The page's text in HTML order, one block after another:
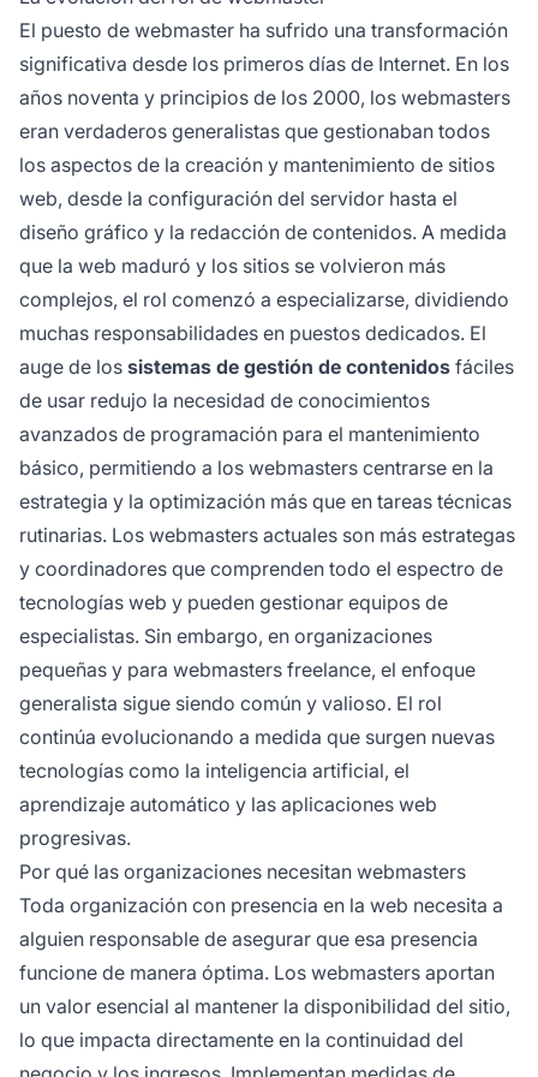
El puesto de webmaster ha sufrido una transformación
significativa desde los primeros días de Internet. En los
años noventa y principios de los 2000, los webmasters
eran verdaderos generalistas que gestionaban todos
los aspectos de la creación y mantenimiento de sitios
web, desde la configuración del servidor hasta el
diseño gráfico y la redacción de contenidos. A medida
que la web maduró y los sitios se volvieron más
complejos, el rol comenzó a especializarse, dividiendo
muchas responsabilidades en puestos dedicados. El
auge de los sistemas de gestión de contenidos fáciles
de usar redujo la necesidad de conocimientos
avanzados de programación para el mantenimiento
básico, permitiendo a los webmasters centrarse en la
estrategia y la optimización más que en tareas técnicas
rutinarias. Los webmasters actuales son más estrategas
y coordinadores que comprenden todo el espectro de
tecnologías web y pueden gestionar equipos de
especialistas. Sin embargo, en organizaciones
pequeñas y para webmasters freelance, el enfoque
generalista sigue siendo común y valioso. El rol
continúa evolucionando a medida que surgen nuevas
tecnologías como la inteligencia artificial, el
aprendizaje automático y las aplicaciones web
progresivas.
Por qué las organizaciones necesitan webmasters
Toda organización con presencia en la web necesita a
alguien responsable de asegurar que esa presencia
funcione de manera óptima. Los webmasters aportan
un valor esencial al mantener la disponibilidad del sitio,
lo que impacta directamente en la continuidad del